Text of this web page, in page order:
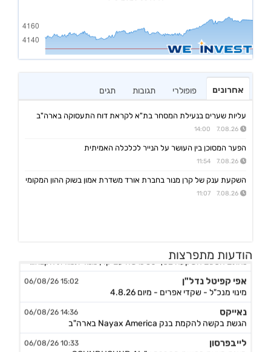
אחרונים פופולרי תגובות תגים
עליות שערים בנעילת המסחר בת"א לקראת דוח התעסוקה בארה"ב
7.08.26 14:00
הפער המסוכן בין העושר על הנייר לכלכלה האמיתית
7.08.26 11:54
השקעת ענק של קרן מנור בחברת אורד משדרת אמון בשוק ההון המקומי
7.08.26 11:07
הודעות מתפרצות
אפי קפיטל נדל"ן 15:02 06/08/26
מינוי מנכ"ל - שקדי אפרים - מיום 4.8.26
נאייקס 14:36 06/08/26
הגשת בקשה להקמת בנק Nayax America בארה"ב
לייבפרסון 10:33 06/08/26
הצגת הצעת רכישת החברה ע"י SOUNDHOUND AI